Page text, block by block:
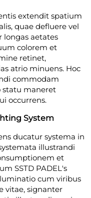
extendit spatium
quae defluere vel
longas aetates
colorem et
retinet,
atrio minuens. Hoc
commodam
statu maneret
occurrens.
System
ducatur systema in
illustrandi
et
SSTD PADEL's
cum viribus
vitae, signanter